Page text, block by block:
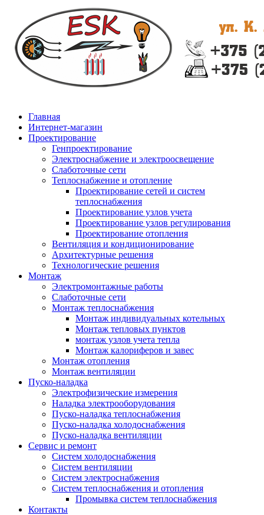
Главная
Интернет-магазин
Проектирование
Генпроектирование
Электроснабжение и электроосвещение
Слаботочные сети
Теплоснабжение и отопление
Проектирование сетей и систем
теплоснабжения
Проектирование узлов учета
Проектирование узлов регулирования
Проектирование отопления
Вентиляция и кондиционирование
Архитектурные решения
Технологические решения
Монтаж
Электромонтажные работы
Слаботочные сети
Монтаж теплоснабжения
Монтаж индивидуальных котельных
Монтаж тепловых пунктов
монтаж узлов учета тепла
Монтаж калориферов и завес
Монтаж отопления
Монтаж вентиляции
Пуско-наладка
Электрофизические измерения
Наладка электрооборудования
Пуско-наладка теплоснабжения
Пуско-наладка холодоснабжения
Пуско-наладка вентиляции
Сервис и ремонт
Систем холодоснабжения
Систем вентиляции
Систем электроснабжения
Систем теплоснабжения и отопления
Промывка систем теплоснабжения
Контакты